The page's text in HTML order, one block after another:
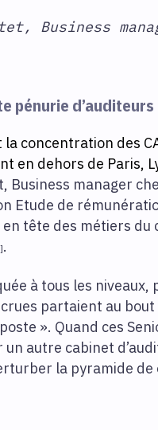
Business
pénurie d’auditeurs
la concentration des
en dehors de Paris,
Business manager
Etude de
tête des métiers
.
à tous les niveaux,
partaient au
». Quand ces
autre cabinet
la pyramide de